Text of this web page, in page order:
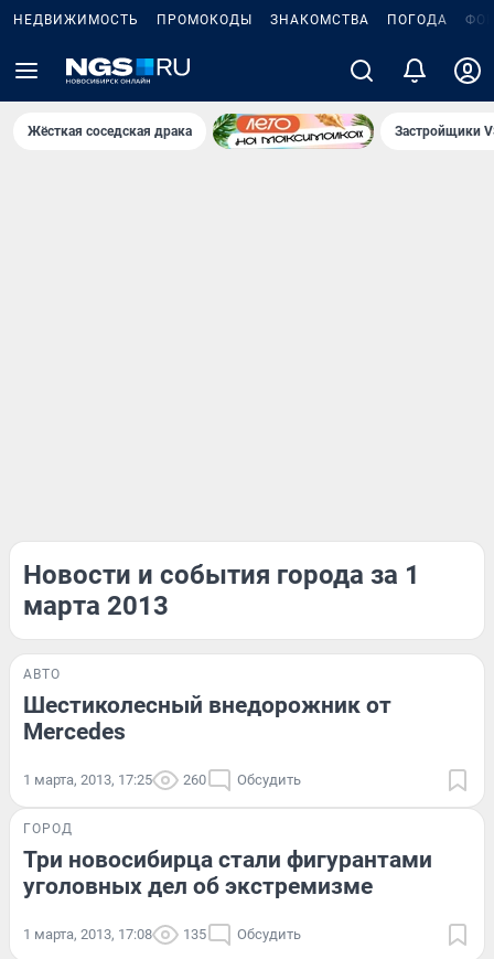
НЕДВИЖИМОСТЬ ПРОМОКОДЫ ЗНАКОМСТВА ПОГОДА
Жёсткая соседская драка Застройщики
Новости и события города за 1
марта 2013
АВТО
Шестиколесный внедорожник от
Mercedes
1 марта, 2013, 17:25 260 Обсудить
ГОРОД
Три новосибирца стали фигурантами
уголовных дел об экстремизме
1 марта, 2013, 17:08 135 Обсудить